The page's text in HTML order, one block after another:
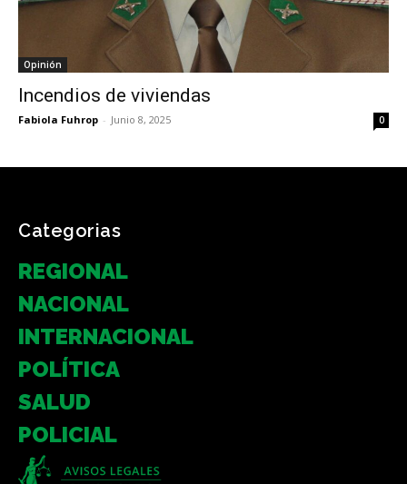
Opinión
Incendios de viviendas
Fabiola Fuhrop - Junio 8, 2025 0
Categorias
REGIONAL
NACIONAL
INTERNACIONAL
POLÍTICA
SALUD
POLICIAL